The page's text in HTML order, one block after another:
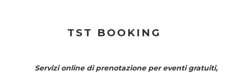
TST BOOKING
Servizi online di prenotazione per eventi gratuiti,